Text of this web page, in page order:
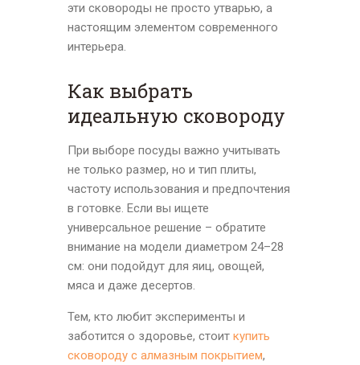
эти сковороды не просто утварью, а
настоящим элементом современного
интерьера.
Как выбрать
идеальную сковороду
При выборе посуды важно учитывать
не только размер, но и тип плиты,
частоту использования и предпочтения
в готовке. Если вы ищете
универсальное решение – обратите
внимание на модели диаметром 24–28
см: они подойдут для яиц, овощей,
мяса и даже десертов.
Тем, кто любит эксперименты и
заботится о здоровье, стоит купить
сковороду с алмазным покрытием,